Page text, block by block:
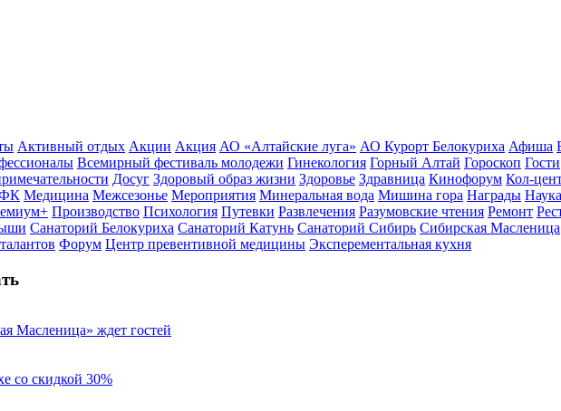
Активный отдых Акции Акция АО «Алтайские луга» АО Курорт Белокуриха Афиша
Всемирный фестиваль молодежи Гинекология Горный Алтай Гороскоп Гости
Досуг Здоровый образ жизни Здоровье Здравница Кинофорум Кол-
Медицина Межсезонье Мероприятия Минеральная вода Мишина гора Награды Наука
Производство Психология Путевки Развлечения Разумовские чтения Ремонт
Санаторий Белокуриха Санаторий Катунь Санаторий Сибирь Сибирская Масленица
Форум Центр превентивной медицины Эксперементальная кухня
Масленица» ждет гостей
со скидкой 30%